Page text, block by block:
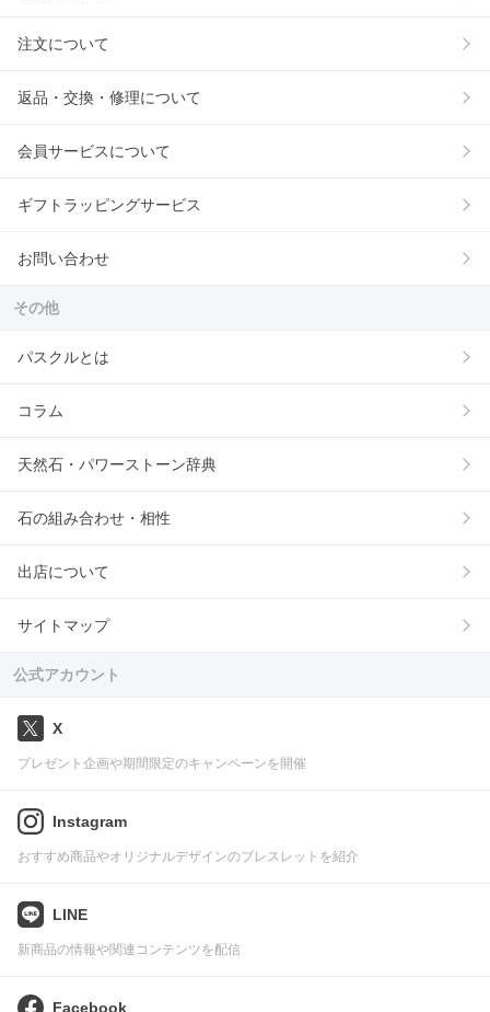
注文について
返品・交換・修理について
会員サービスについて
ギフトラッピングサービス
お問い合わせ
その他
パスクルとは
コラム
天然石・パワーストーン辞典
石の組み合わせ・相性
出店について
サイトマップ
公式アカウント
X
プレゼント企画や期間限定のキャンペーンを開催
Instagram
おすすめ商品やオリジナルデザインのブレスレットを紹介
LINE
新商品の情報や関連コンテンツを配信
Facebook